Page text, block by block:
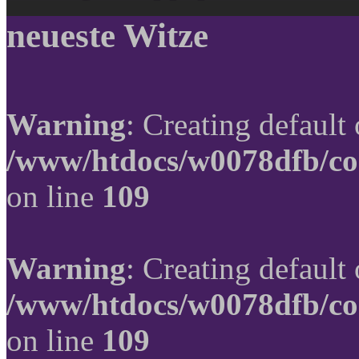
neueste Witze
Warning: Creating
/www/htdocs/w0078dfb/
on line 109
Warning: Creating
/www/htdocs/w0078dfb/
on line 109